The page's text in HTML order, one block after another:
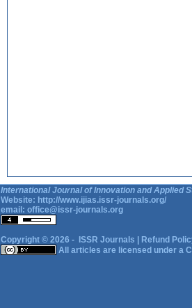
International Journal of Innovation and Applied
Website: http://www.ijias.issr-journals.org/
email: office@issr-journals.org
Copyright © 2026 - ISSR Journals
Refund
All articles are licensed under a